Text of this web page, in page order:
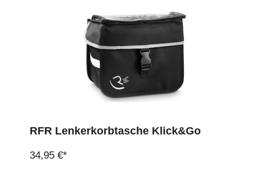
RFR Lenkerkorbtasche Klick&Go
34,95 €*